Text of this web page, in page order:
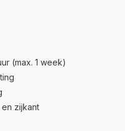
(max. 1 week)
zijkant